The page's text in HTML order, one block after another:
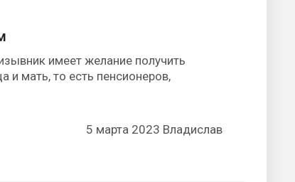
имеет желание получить
и мать, то есть пенсионеров,
5 марта 2023 Владислав